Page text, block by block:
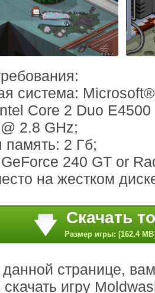
система:
Core 2 Duo
2.8 GHz;
память: 2 Гб;
240 GT or
на жестком
Скачать
Размер игры: [162.4
странице,
скачать игру